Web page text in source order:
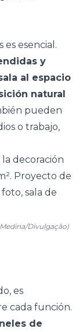
es esencial.
y
al espacio
natural
pueden
o trabajo,
Divulgação)
, es
cada función.
de